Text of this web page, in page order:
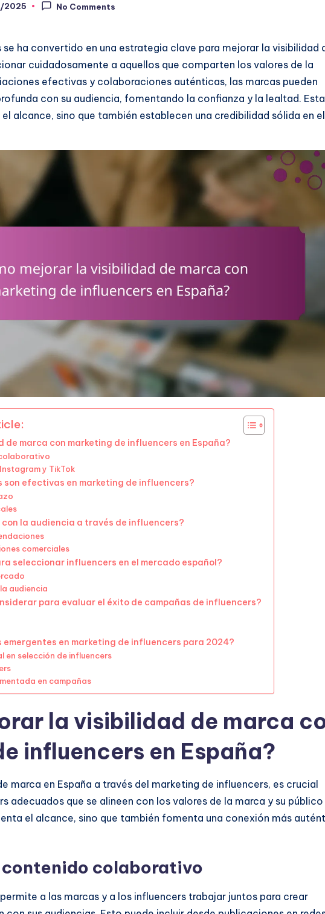
2025 No Comments
ha convertido en una estrategia clave para mejorar la visibilidad
cuidadosamente a aquellos que comparten los valores de la
efectivas y colaboraciones auténticas, las marcas pueden
con su audiencia, fomentando la confianza y la lealtad.
alcance, sino que también establecen una credibilidad sólida en el
de marca con marketing de influencers en España?
y TikTok
son efectivas en marketing de influencers?
la audiencia a través de influencers?
comerciales
seleccionar influencers en el mercado español?
audiencia
para evaluar el éxito de campañas de influencers?
en marketing de influencers para 2024?
en selección de influencers
en campañas
la visibilidad de marca
influencers en España?
marca en España a través del marketing de influencers, es crucial
adecuados que se alineen con los valores de la marca y su público
el alcance, sino que también fomenta una conexión más
colaborativo
a las marcas y a los influencers trabajar juntos para crear